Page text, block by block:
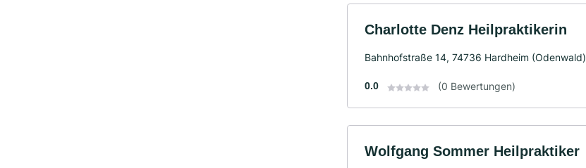
Charlotte Denz Heilpraktikerin
Bahnhofstraße 14, 74736 Hardheim (Odenwald)
0.0 (0 Bewertungen)
Wolfgang Sommer Heilpraktiker